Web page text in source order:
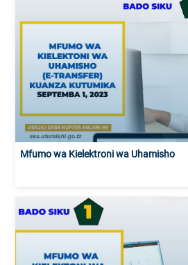
Mfumo wa Kielektroni wa Uhamisho